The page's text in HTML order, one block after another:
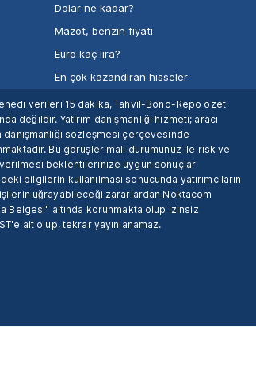
Dolar ne kadar?
Mazot, benzin fiyatı
Euro kaç lira?
En çok kazandıran hisseler
verileri 15 dakika, Tahvil-Bono-Repo özet
değildir. Yatırım danışmanlığı hizmeti; aracı
sözleşmesi çerçevesinde
Bu görüşler mali durumunuz ile risk ve
beklentilerinize uygun sonuçlar
bilgilerin kullanılması sonucunda yatırımcıların
uğrayabileceği zararlardan Noktacom
Belgesi" altında korunmakta olup izinsiz
ait olup, tekrar yayınlanamaz.